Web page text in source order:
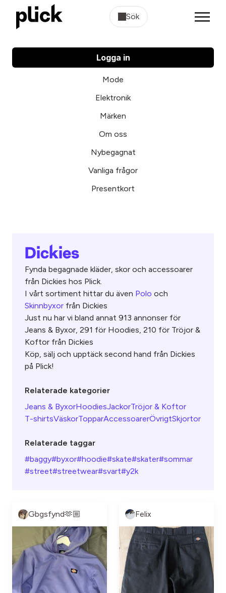
Sök
Logga in
Mode
Elektronik
Märken
Om oss
Nybegagnat
Vanliga frågor
Presentkort
Dickies
Fynda begagnade kläder, skor och accessoarer
från Dickies hos Plick.
I vårt sortiment hittar du även Polo och
Skinnbyxor från Dickies
Just nu har vi bland annat 913 annonser för
Jeans & Byxor, 291 för Hoodies, 210 för Tröjor &
Koftor från Dickies
Köp, sälj och upptäck second hand från Dickies
på Plick!
Relaterade kategorier
Jeans & ByxorHoodiesJackorTröjor & Koftor
T-shirtsVäskorTopparAccessoarerÖvrigtSkjortor
Relaterade taggar
#baggy#byxor#hoodie#skate#skater#sommar
#street#streetwear#svart#y2k
Gbgsfynd🫶🏼 Felix